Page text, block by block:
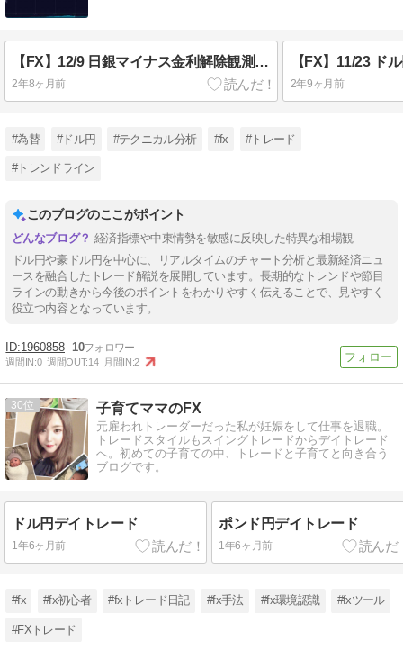
【FX】12/9 日銀マイナス金利解除観測で急落。来週は？
2年8ヶ月前 2年9ヶ月前
#為替 #ドル円 #テクニカル分析 #fx #トレード
#トレンドライン
このブログのここがポイント
経済指標や中東情勢を敏感に反映した特異な相場観
ドル円や豪ドル円を中心に、リアルタイムのチャート分析と最新経済ニュ
ースを融合したトレード解説を展開しています。長期的なトレンドや節目
ラインの動きから今後のポイントをわかりやすく伝えることで、見やすく
役立つ内容となっています。
1960858 10
週間IN:0 週間OUT:14 月間IN:2
30 子育てママのFX
元雇われトレーダーだった私が妊娠をして仕事を退職。
トレードスタイルもスイングトレードからデイトレード
へ。初めての子育ての中、トレードと子育てと向き合う
ブログです。
ドル円デイトレード
1年6ヶ月前
ポンド円デイトレード
1年6ヶ月前
#fx #fx初心者 #fxトレード日記 #fx手法 #fx環境認識 #fxツール
#FXトレード